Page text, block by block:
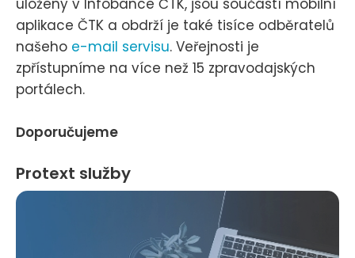
uloženy v Infobance ČTK, jsou součástí mobilní
aplikace ČTK a obdrží je také tisíce odběratelů
našeho e-mail servisu. Veřejnosti je
zpřístupníme na více než 15 zpravodajských
portálech.
Doporučujeme
Protext služby